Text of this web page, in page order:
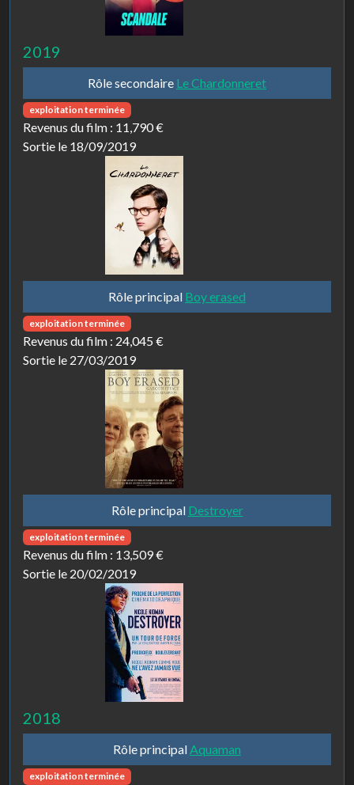
2019
Rôle secondaire Le Chardonneret
exploitation terminée
Revenus du film : 11,790 €
Sortie le 18/09/2019
Rôle principal Boy erased
exploitation terminée
Revenus du film : 24,045 €
Sortie le 27/03/2019
Rôle principal Destroyer
exploitation terminée
Revenus du film : 13,509 €
Sortie le 20/02/2019
2018
Rôle principalAquaman
exploitation terminée